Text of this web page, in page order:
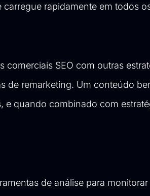
rapidamente em todos
SEO com outras
de remarketing. Um conteúdo
e quando combinado com
de análise para